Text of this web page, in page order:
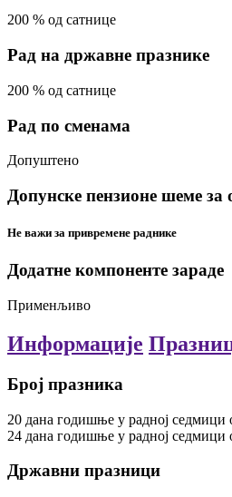
200 % од сатнице
Рад на државне празнике
200 % од сатнице
Рад по сменама
Допуштено
Допунске пензионе шеме за
Не важи за привремене раднике
Додатне компоненте зараде
Применљиво
Информације
Број празника
20 дана годишње у радној седмици
24 дана годишње у радној седмици
Државни празници